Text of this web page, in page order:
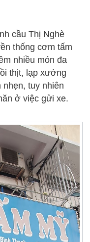
cầu Thị Nghè
thống cơm tấm
nhiều món đa
thịt, lạp xưởng
tuy nhiên
ở việc gửi xe.